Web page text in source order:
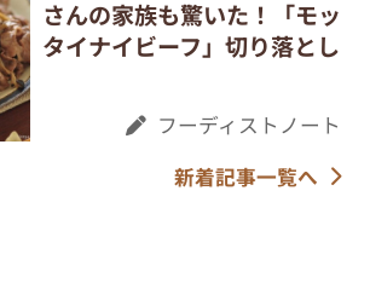
フーディストノート
新着記事一覧へ